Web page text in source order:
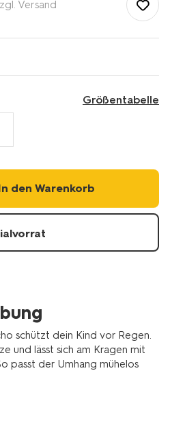
Versand
Größentabelle
den Warenkorb
schützt dein Kind vor Regen.
und lässt sich am Kragen mit
passt der Umhang mühelos